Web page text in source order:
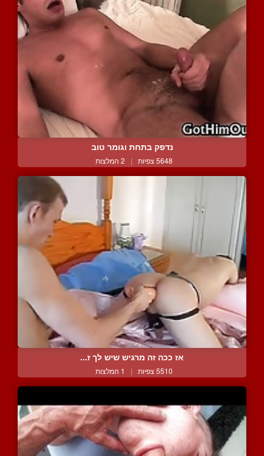
נדפק בתחת וגומר טוב
5648 צפיות | 2 המלצות
אז ככה זה מרגיש שיש לך ז...
5510 צפיות | 1 המלצות